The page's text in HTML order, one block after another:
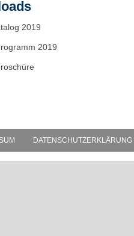
2019
2019
DATENSCHUTZERKLÄRUNG